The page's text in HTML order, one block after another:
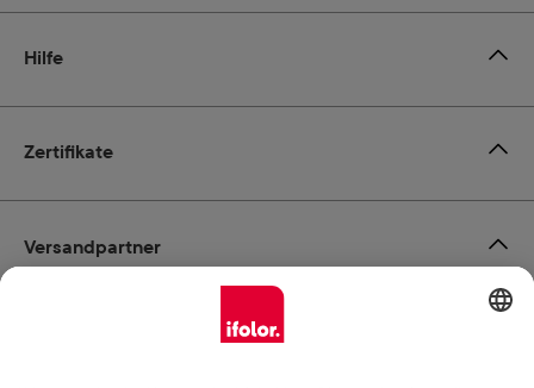
Zertifikate
Hilfe
Zahlungsmöglichkeiten
Versandpartner